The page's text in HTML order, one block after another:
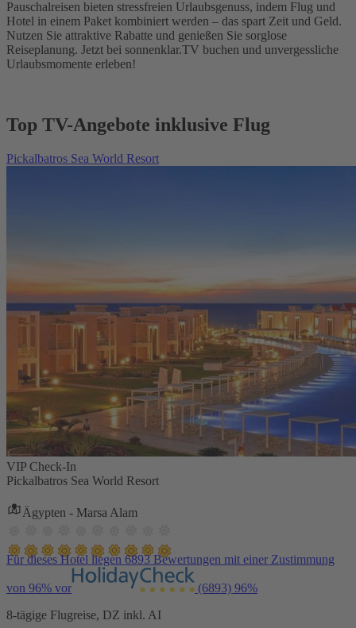
Pauschalreisen bieten stressfreien Urlaubsgenuss, indem Flug und
Hotel in einem Paket kombiniert werden – das spart Zeit und Geld.
Nutzen Sie attraktive Rabatte und genießen Sie sorglose
Reiseplanung. Jetzt bei sonnenklar.TV buchen und unvergessliche
Urlaubsmomente erleben!
Top TV-Angebote inklusive Flug
Pickalbatros Sea World Resort
VIP Check-In
Pickalbatros Sea World Resort
Ägypten - Marsa Alam
Für dieses Hotel liegen 6893 Bewertungen mit einer Zustimmung
von 96% vor (6893) 96%
8-tägige Flugreise, DZ inkl. AI